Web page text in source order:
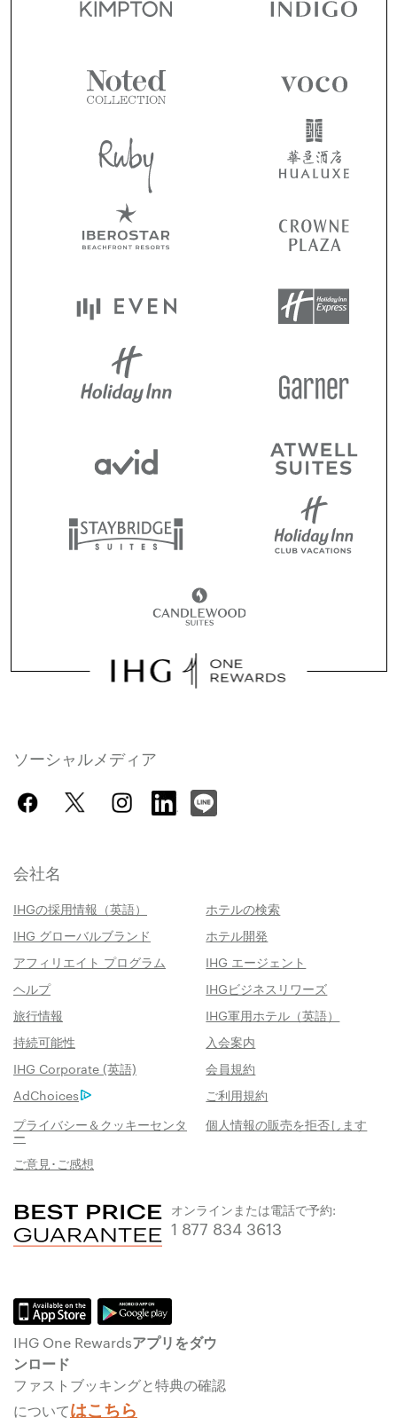
ソーシャルメディア
会社名
IHGの採用情報（英語）
ホテルの検索
IHG グローバルブランド
ホテル開発
アフィリエイト プログラム
IHG エージェント
ヘルプ
IHGビジネスリワーズ
旅行情報
IHG軍用ホテル（英語）
持続可能性
入会案内
IHG Corporate (英語)
会員規約
AdChoices
ご利用規約
プライバシー＆クッキーセンタ
ー
個人情報の販売を拒否します
ご意見･ご感想
オンラインまたは電話で予約:
1 877 834 3613
IHG One Rewardsアプリをダウ
ンロード
ファストブッキングと特典の確認
についてはこちら